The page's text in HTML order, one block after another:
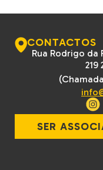
CONTACTOS
Rua Rodrigo da
219
SER